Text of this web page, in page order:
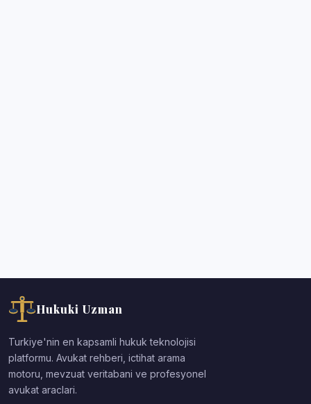
Hukuki Uzman
Turkiye'nin en kapsamli hukuk teknolojisi
platformu. Avukat rehberi, ictihat arama
motoru, mevzuat veritabani ve profesyonel
avukat araclari.